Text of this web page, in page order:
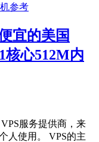
宜的美国
核心512M内
服务提供商，来
人使用。 VPS的主